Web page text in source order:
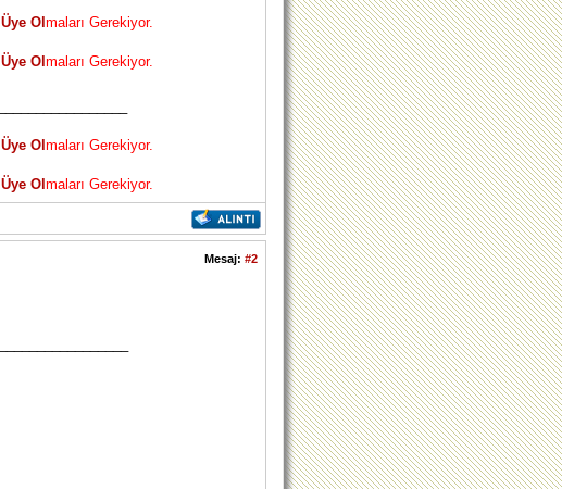
Üye Ol maları Gerekiyor.
Üye Ol maları Gerekiyor.
Üye Ol maları Gerekiyor.
Üye Ol maları Gerekiyor.
Mesaj: #2